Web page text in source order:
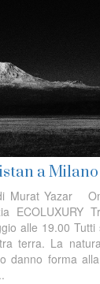
a Milano
Murat Yazar
ECOLUXURY
alle 19.00
terra. La
danno forma